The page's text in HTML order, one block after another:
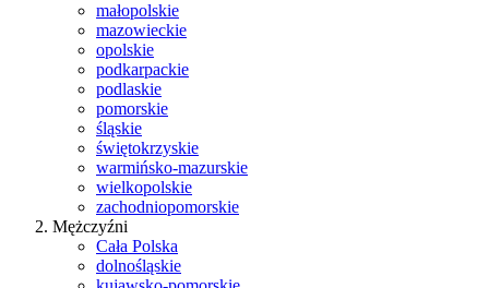
małopolskie
mazowieckie
opolskie
podkarpackie
podlaskie
pomorskie
śląskie
świętokrzyskie
warmińsko-mazurskie
wielkopolskie
zachodniopomorskie
Mężczyźni
Cała Polska
dolnośląskie